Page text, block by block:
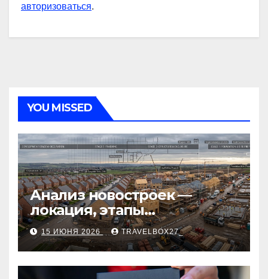
авторизоваться.
YOU MISSED
Анализ новостроек —
локация, этапы
строительства, проверка
застройщика, сценарии
оформления сделки и
рыночные ориентиры
15 ИЮНЯ 2026 TRAVELBOX27_